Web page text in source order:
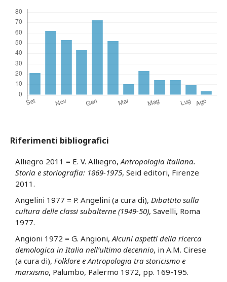
Riferimenti bibliografici
Alliegro 2011 = E. V. Alliegro, Antropologia italiana.
Storia e storiografia: 1869-1975, Seid editori, Firenze
2011.
Angelini 1977 = P. Angelini (a cura di), Dibattito sulla
cultura delle classi subalterne (1949-50), Savelli, Roma
1977.
Angioni 1972 = G. Angioni, Alcuni aspetti della ricerca
demologica in Italia nell’ultimo decennio, in A.M. Cirese
(a cura di), Folklore e Antropologia tra storicismo e
marxismo, Palumbo, Palermo 1972, pp. 169-195.